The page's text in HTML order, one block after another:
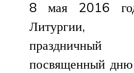
8 мая 2016
Литургии,
праздничный
посвященный